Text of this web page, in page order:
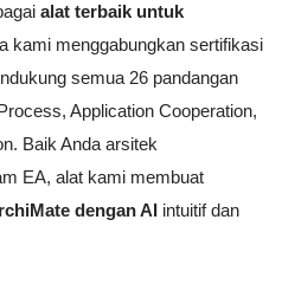
alat terbaik untuk
kami menggabungkan sertifikasi
semua 26 pandangan
Application Cooperation,
Baik Anda arsitek
EA, alat kami membuat
dengan AI intuitif dan